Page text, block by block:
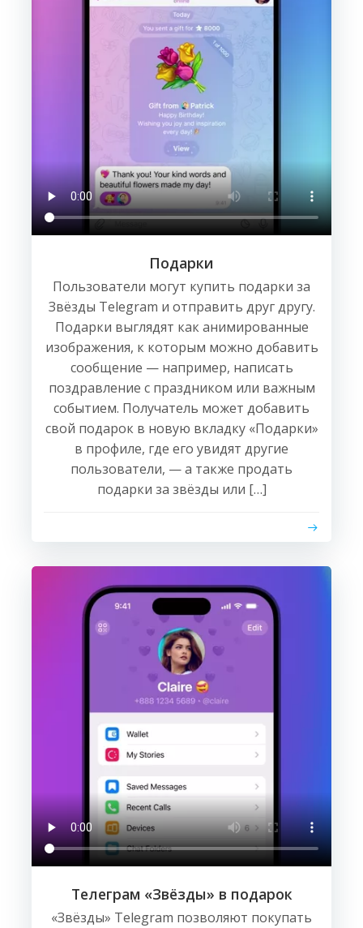
Подарки
Пользователи могут купить подарки за
Звёзды Telegram и отправить друг другу.
Подарки выглядят как анимированные
изображения, к которым можно добавить
сообщение — например, написать
поздравление с праздником или важным
событием. Получатель может добавить
свой подарок в новую вкладку «Подарки»
в профиле, где его увидят другие
пользователи, — а также продать
подарки за звёзды или […]
Телеграм «Звёзды» в подарок
«Звёзды» Telegram позволяют покупать